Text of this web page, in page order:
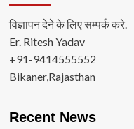
विज्ञापन देने के लिए सम्पर्क करे.
Er. Ritesh Yadav
+91-9414555552
Bikaner,Rajasthan
Recent News